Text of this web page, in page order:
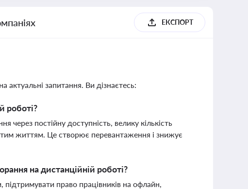
ЕКСПОРТ
актуальні запитання. Ви дізнаєтесь:
роботі?
постійну доступність, велику кількість
життям. Це створює перевантаження і знижує
на дистанційній роботі?
право працівників на офлайн,